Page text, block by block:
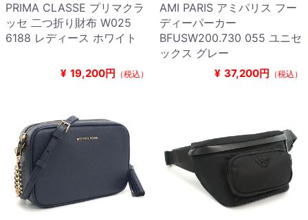
PRIMA CLASSE プリマクラ
ッセ 二つ折り財布 W025
6188 レディース ホワイト
¥ 19,200円 （税込）
AMI PARIS アミパリス フー
ディーパーカー
BFUSW200.730 055 ユニセ
ックス グレー
¥ 37,200円 （税込）